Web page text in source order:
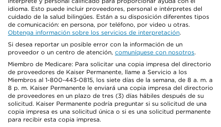
idioma. Esto puede incluir proveedores, personal e intérpretes del
cuidado de la salud bilingües. Están a su disposición diferentes tipos
de comunicación: en persona, por teléfono, por video u otras.
Obtenga información sobre los servicios de interpretación.
Si desea reportar un posible error con la información de un
proveedor o un centro de atención, comuníquese con nosotros.
Miembro de Medicare: Para solicitar una copia impresa del directorio
de proveedores de Kaiser Permanente, llame a Servicio a los
Miembros al 1-800-443-0815, los siete días de la semana, de 8 a. m. a
8 p. m. Kaiser Permanente le enviará una copia impresa del directorio
de proveedores en un plazo de tres (3) días hábiles después de su
solicitud. Kaiser Permanente podría preguntar si su solicitud de una
copia impresa es una solicitud única o si es una solicitud permanente
para recibir esta copia impresa.